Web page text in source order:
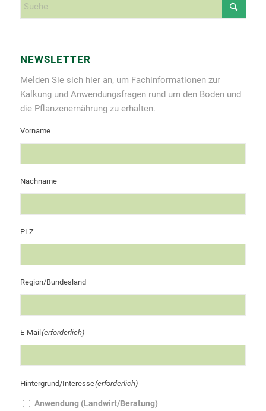
NEWSLETTER
Melden Sie sich hier an, um Fachinformationen zur
Kalkung und Anwendungsfragen rund um den Boden und
die Pflanzenernährung zu erhalten.
Vorname
Nachname
PLZ
Region/Bundesland
E-Mail (erforderlich)
Hintergrund/Interesse(erforderlich)
Anwendung (Landwirt/Beratung)